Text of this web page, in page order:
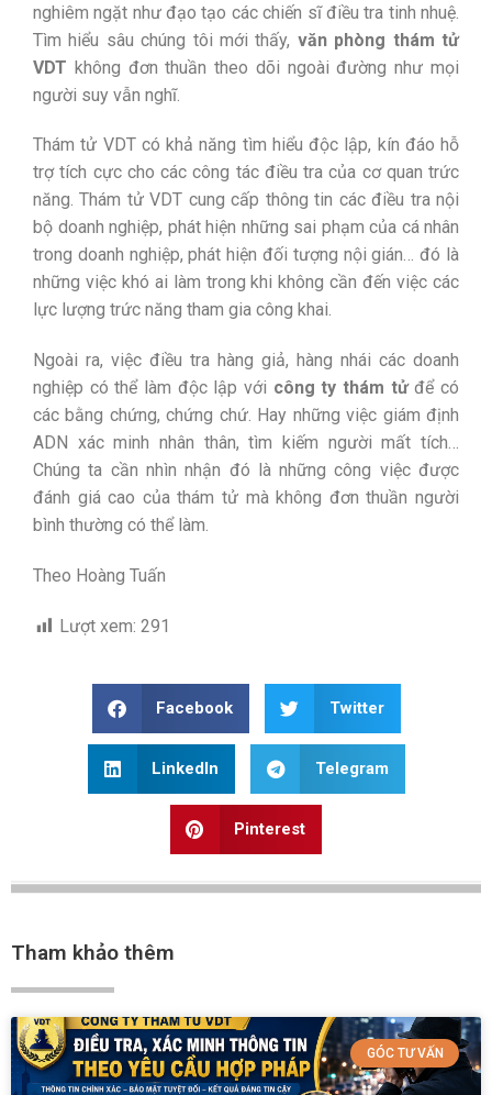
nghiêm ngặt như đạo tạo các chiến sĩ điều tra tinh nhuệ.
Tìm hiểu sâu chúng tôi mới thấy, văn phòng thám tử
VDT không đơn thuần theo dõi ngoài đường như mọi
người suy vẫn nghĩ.
Thám tử VDT có khả năng tìm hiểu độc lập, kín đáo hỗ
trợ tích cực cho các công tác điều tra của cơ quan trức
năng. Thám tử VDT cung cấp thông tin các điều tra nội
bộ doanh nghiệp, phát hiện những sai phạm của cá nhân
trong doanh nghiệp, phát hiện đối tượng nội gián… đó là
những việc khó ai làm trong khi không cần đến việc các
lực lượng trức năng tham gia công khai.
Ngoài ra, việc điều tra hàng giả, hàng nhái các doanh
nghiệp có thể làm độc lập với công ty thám tửđể có
các bằng chứng, chứng chứ. Hay những việc giám định
ADN xác minh nhân thân, tìm kiếm người mất tích…
Chúng ta cần nhìn nhận đó là những công việc được
đánh giá cao của thám tử mà không đơn thuần người
bình thường có thể làm.
Theo Hoàng Tuấn
Lượt xem: 291
Facebook Twitter
LinkedIn Telegram
Pinterest
Tham khảo thêm
GÓC TƯ VẤN